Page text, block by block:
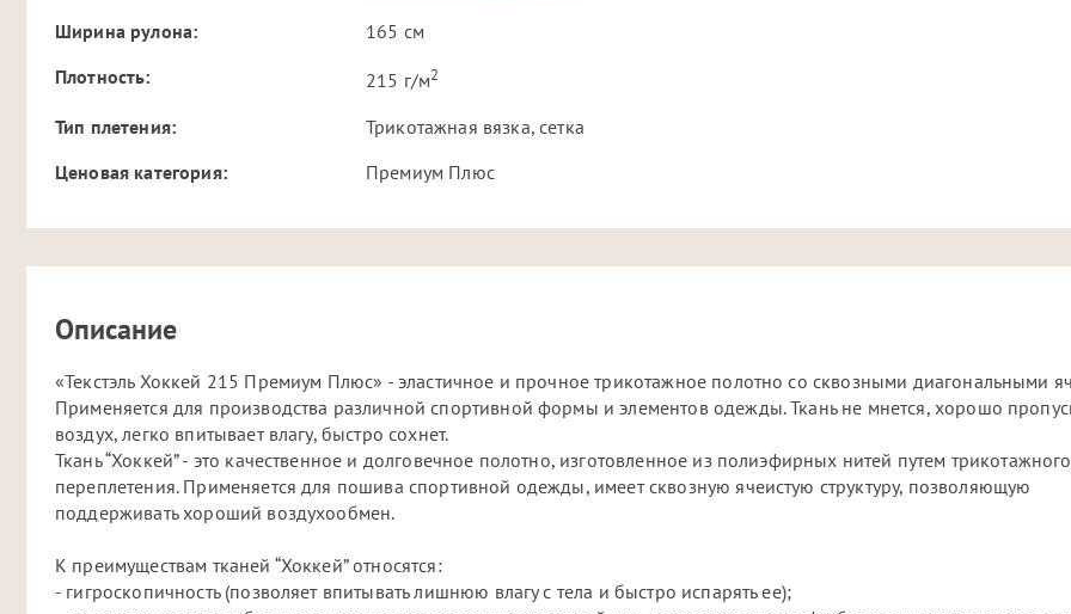
Ширина рулона:
165 см
Плотность:
215 г/м2
Тип плетения:
Трикотажная вязка, сетка
Ценовая категория:
Премиум Плюс
Описание
«Текстэль Хоккей 215 Премиум Плюс» - эластичное и прочное трикотажное полотно со сквозными диагональными
Применяется для производства различной спортивной формы и элементов одежды. Ткань не мнется, хорошо
воздух, легко впитывает влагу, быстро сохнет.
Ткань “Хоккей” - это качественное и долговечное полотно, изготовленное из полиэфирных нитей путем трикотажного
переплетения. Применяется для пошива спортивной одежды, имеет сквозную ячеистую структуру, позволяющую
поддерживать хороший воздухообмен.
К преимуществам тканей “Хоккей” относятся:
- гигроскопичность (позволяет впитывать лишнюю влагу с тела и быстро испарять ее);